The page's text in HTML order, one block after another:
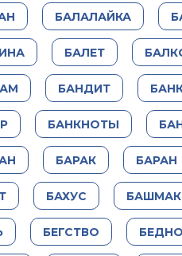
БАЛАЛАЙКА
БАЛЕТ
БАНДИТ
БАНКНОТЫ
БАРАК БАРАН
БАХУС
БЕГСТВО